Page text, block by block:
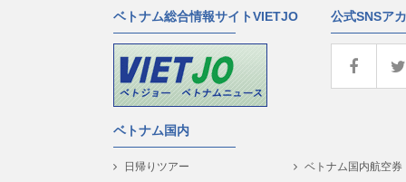
ベトナム総合情報サイトVIETJO 公式SNSア
ベトナム国内
日帰りツアー
ベトナム国内航空券